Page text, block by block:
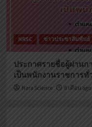
NRSC ข่าวประชาสัมพันธ์
ประกาศรายชื่อผู้ผ่านก
เป็นพนักงานราชการทั่
Nara Science 8 เดือน ago